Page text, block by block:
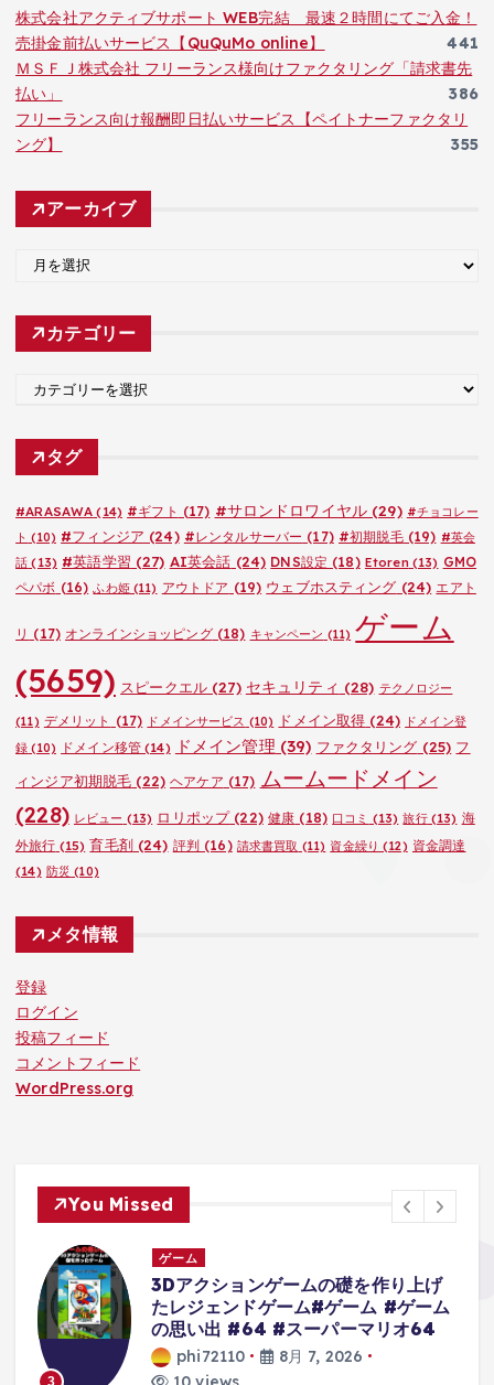
株式会社アクティブサポート WEB完結 最速２時間にてご入金！
売掛金前払いサービス【QuQuMo online】
441
ＭＳＦＪ株式会社 フリーランス様向けファクタリング「請求書先
払い」
386
フリーランス向け報酬即日払いサービス【ペイトナーファクタリ
ング】
355
アーカイブ
カ
カテゴリー
ゴ
タグ
#ARASAWA (14) #ギフト (17) #サロンドロワイヤル(29) #チョコレー
ト (10) #フィンジア (24) #レンタルサーバー (17) #初期脱毛(19) #英会
話 (13) #英語学習 (27) AI英会話 (24) DNS設定 (18) Etoren(13) GMO
ペパボ (16) ふわ姫(11) アウトドア (19) ウェブホスティング (24) エアト
リ (17) オンラインショッピング(18) キャンペーン (11) ゲーム
(5659) スピークエル(27) セキュリティ (28) テクノロジー
(11) デメリット (17) ドメインサービス (10) ドメイン取得 (24) ドメイン登
録 (10) ドメイン移管(14) ドメイン管理 (39) ファクタリング (25) フ
ィンジア初期脱毛 (22) ヘアケア (17) ムームードメイン
(228) レビュー (13) ロリポップ(22) 健康 (18) 口コミ (13) 旅行(13) 海
外旅行 (15) 育毛剤(24) 評判 (16) 請求書買取 (11) 資金繰り (12) 資金調達
(14) 防災 (10)
メタ情報
登録
ログイン
投稿フィード
コメントフィード
WordPress.org
You Missed
3
ゲーム
3Dアクションゲームの礎を作り上げ
たレジェンドゲーム#ゲーム #ゲーム
の思い出 #64 #スーパーマリオ64
phi72110
8月 7, 2026